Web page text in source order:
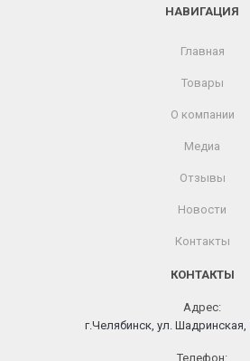
НАВИГАЦИЯ
Главная
Товары
О компании
Медиа
Отзывы
Новости
Контакты
КОНТАКТЫ
Адрес:
г.Челябинск, ул. Шадринская,
Телефон: